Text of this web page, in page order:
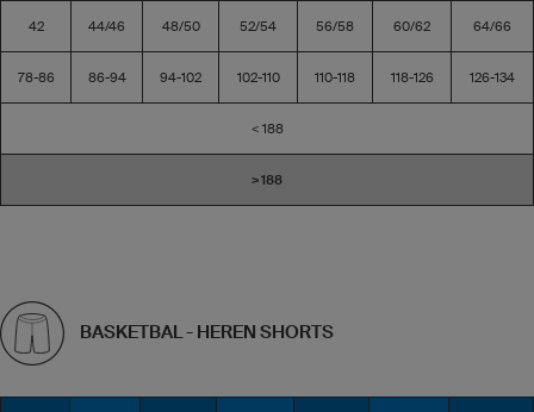
42 44/46 48/50 52/54 56/58 60/62 64/66
78-86 86-94 94-102 102-110 110-118 118-126 126-134
< 188
> 188
BASKETBAL - HEREN SHORTS